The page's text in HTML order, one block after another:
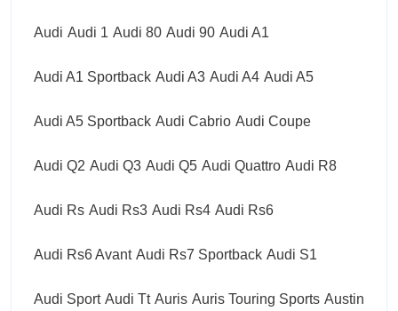
Audi Audi 1 Audi 80 Audi 90 Audi A1
Audi A1 Sportback Audi A3 Audi A4 Audi A5
Audi A5 Sportback Audi Cabrio Audi Coupe
Audi Q2 Audi Q3 Audi Q5 Audi Quattro Audi R8
Audi Rs Audi Rs3 Audi Rs4 Audi Rs6
Audi Rs6 Avant Audi Rs7 Sportback Audi S1
Audi Sport Audi Tt Auris Auris Touring Sports Austin